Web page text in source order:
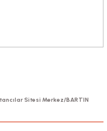
Sitesi Merkez/BARTIN